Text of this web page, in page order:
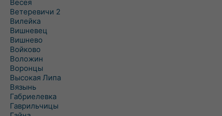
Весея
Ветеревичи 2
Вилейка
Вишневец
Вишнево
Войково
Воложин
Воронцы
Высокая Липа
Вязынь
Габриелевка
Гаврильчицы